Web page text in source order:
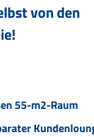
von den
55-m2-Raum